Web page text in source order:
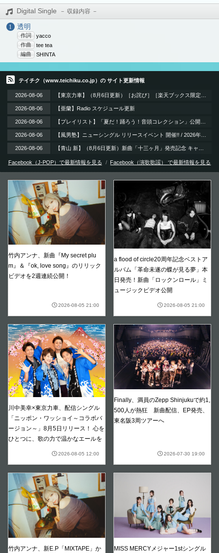
Digital Single
透明
作詞
yacco
作曲
tee tea
編曲
SHINTA
テイチク（www.teichiku.co.jp）の サイト更新情報
2026-08-06
2026-08-06 【亜蘭】Radio スケジュール更新
2026-08-06
2026-08-06
2026-08-06
Facebook（J-POP）で最新情報を見る Facebook（演歌歌謡） で最新情報を見る
竹内アンナ、新曲『My secret plu
m』＆『ok, love song』のリリック
ビデオを2週連続公開！
2026-08-05 21:00
a flood of circle20周年記念ベストア
ルバム「革命未遂の蝶が見る夢」本
日発売！新曲「ロックンロール」ミ
ュージックビデオ公開
2026-08-05 21:00
川中美幸×東京力車、配信シングル
「ニッポン・ワッショイ～コラボバ
ージョン～」8月5日リリース！ 心を
ひとつに、歌の力で温かなエールを
2026-08-05 12:00
Finally、満員のZepp Shinjukuで約1,
500人が熱狂 新曲配信、EP発売、
東名阪3周ツアーへ
2026-07-30 19:00
竹内アンナ、新E.P「MIXTAPE」か
MISS MERCYメジャー1stシングル